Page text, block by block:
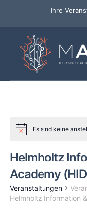
Ihre
Es sind keine
Helmholtz
Academy
Veranstaltungen
Helmholtz Information